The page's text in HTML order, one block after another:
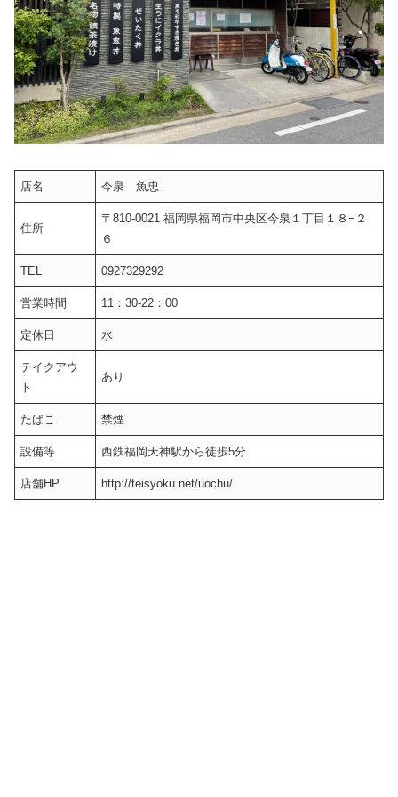
店名 今泉 魚忠
住所
〒810-0021 福岡県福岡市中央区今泉１丁目１８−２
６
TEL 0927329292
営業時間 11：30-22：00
定休日 水
テイクアウ
ト
あり
たばこ 禁煙
設備等 西鉄福岡天神駅から徒歩5分
店舗HP http://teisyoku.net/uochu/